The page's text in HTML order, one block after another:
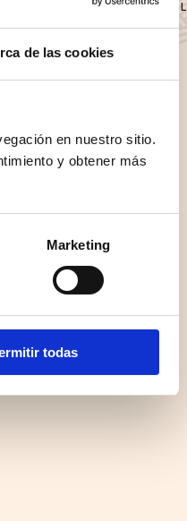
de las cookies
en nuestro sitio.
y obtener más
Marketing
todas
AVISO LEGAL